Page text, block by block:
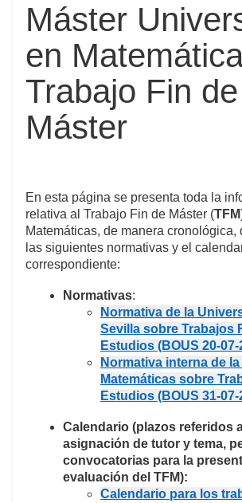
Máster
en
Trabajo Fin de
Máster
En esta página se presenta toda la
relativa al Trabajo Fin de Máster (TFM
Matemáticas, de manera cronológica,
las siguientes normativas y el
correspondiente:
Normativas:
Normativa de la
Sevilla sobre Trabajos
Estudios (BOUS 20-07-
Normativa interna de
Matemáticas sobre
Estudios (BOUS 31-07-
Calendario (plazos referidos
asignación de tutor y tema,
convocatorias para la
evaluación del TFM):
Calendario para los